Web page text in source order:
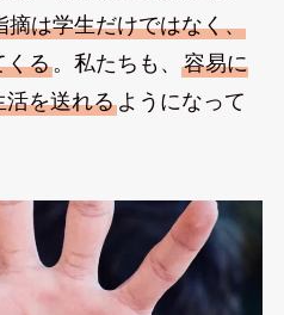
摘は学生だけではなく、
くる。私たちも、 容易に
活を送れるようになって